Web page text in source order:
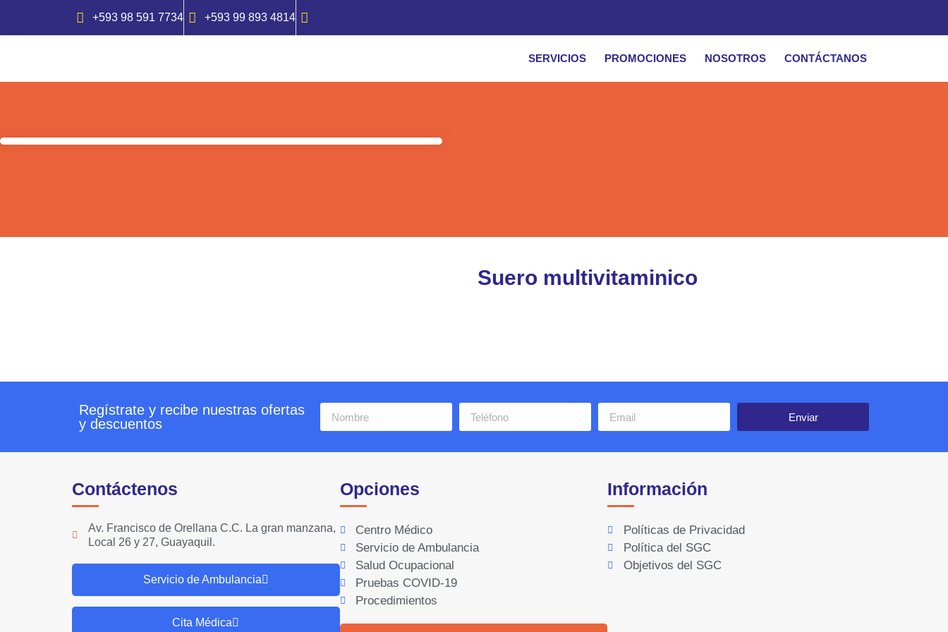
+593 98 591 7734 +593 99 893 4814
SERVICIOS PROMOCIONES NOSOTROS CONTÁCTANOS
Suero multivitaminico
Regístrate y recibe nuestras ofertas
y descuentos
Enviar
Contáctenos
Av. Francisco de Orellana C.C. La gran manzana,
Local 26 y 27, Guayaquil.
Servicio de Ambulancia
Cita Médica
Opciones
Centro Médico
Servicio de Ambulancia
Salud Ocupacional
Pruebas COVID-19
Procedimientos
Información
Políticas de Privacidad
Política del SGC
Objetivos del SGC